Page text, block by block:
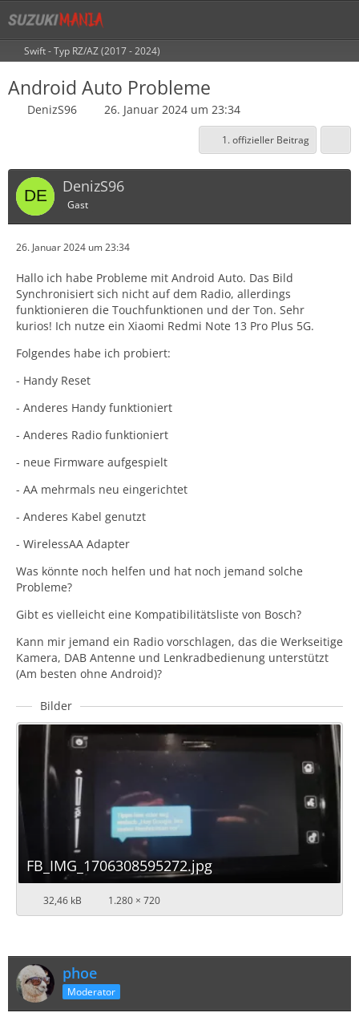
Swift - Typ RZ/AZ (2017 - 2024)
Android Auto Probleme
DenizS96 26. Januar 2024 um 23:34
1. offizieller Beitrag
DenizS96
Gast
26. Januar 2024 um 23:34
Hallo ich habe Probleme mit Android Auto. Das Bild
Synchronisiert sich nicht auf dem Radio, allerdings
funktionieren die Touchfunktionen und der Ton. Sehr
kurios! Ich nutze ein Xiaomi Redmi Note 13 Pro Plus 5G.
Folgendes habe ich probiert:
- Handy Reset
- Anderes Handy funktioniert
- Anderes Radio funktioniert
- neue Firmware aufgespielt
- AA mehrmals neu eingerichtet
- Anderes Kabel genutzt
- WirelessAA Adapter
Was könnte noch helfen und hat noch jemand solche
Probleme?
Gibt es vielleicht eine Kompatibilitätsliste von Bosch?
Kann mir jemand ein Radio vorschlagen, das die Werkseitige
Kamera, DAB Antenne und Lenkradbedienung unterstützt
(Am besten ohne Android)?
Bilder
FB_IMG_1706308595272.jpg
32,46 kB 1.280 × 720
phoe
Moderator